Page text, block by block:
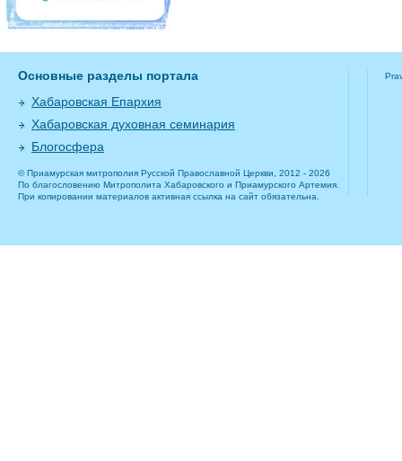
Основные разделы портала
Хабаровская Епархия
Хабаровская духовная семинария
Блогосфера
© Приамурская митрополия Русской Православной Церкви, 2012 - 2026
По благословению Митрополита Хабаровского и Приамурского Артемия.
При копировании материалов активная ссылка на сайт обязательна.